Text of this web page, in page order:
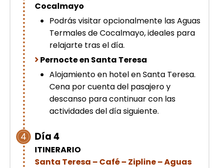
Cocalmayo
Podrás visitar opcionalmente las Aguas
Termales de Cocalmayo, ideales para
relajarte tras el día.
Pernocte en Santa Teresa
Alojamiento en hotel en Santa Teresa.
Cena por cuenta del pasajero y
descanso para continuar con las
actividades del día siguiente.
4 Día 4
ITINERARIO
Santa Teresa – Café – Zipline – Aguas